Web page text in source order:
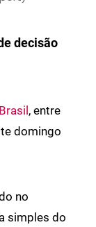
decisão
, entre
domingo
no
simples do